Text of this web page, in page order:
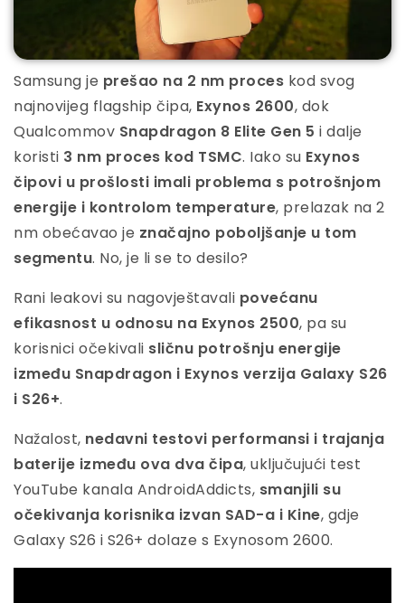
Samsung je prešao na 2 nm proces kod svog
najnovijeg flagship čipa, Exynos 2600, dok
Qualcommov Snapdragon 8 Elite Gen 5 i dalje
koristi 3 nm proces kod TSMC. Iako su Exynos
čipovi u prošlosti imali problema s potrošnjom
energije i kontrolom temperature, prelazak na 2
nm obećavao je značajno poboljšanje u tom
segmentu. No, je li se to desilo?
Rani leakovi su nagovještavali povećanu
efikasnost u odnosu na Exynos 2500, pa su
korisnici očekivali sličnu potrošnju energije
između Snapdragon i Exynos verzija Galaxy S26
i S26+.
Nažalost, nedavni testovi performansi i trajanja
baterije između ova dva čipa, uključujući test
YouTube kanala AndroidAddicts, smanjili su
očekivanja korisnika izvan SAD-a i Kine, gdje
Galaxy S26 i S26+ dolaze s Exynosom 2600.